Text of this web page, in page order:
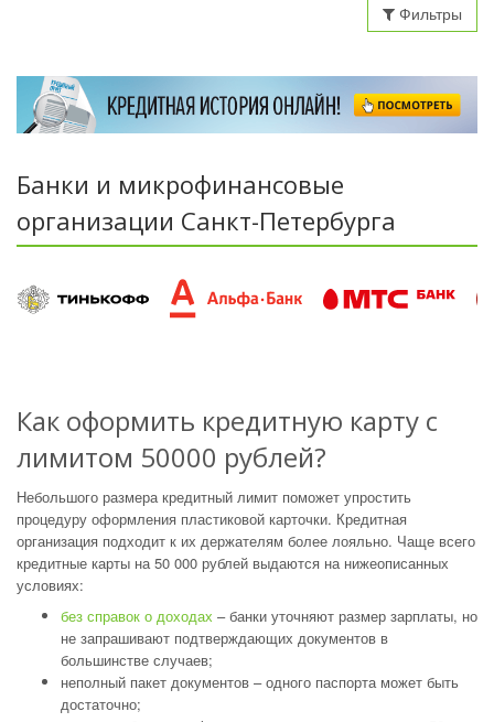
Фильтры
Банки и микрофинансовые
организации Санкт-Петербурга
Как оформить кредитную карту с
лимитом 50000 рублей?
Небольшого размера кредитный лимит поможет упростить
процедуру оформления пластиковой карточки. Кредитная
организация подходит к их держателям более лояльно. Чаще всего
кредитные карты на 50 000 рублей выдаются на нижеописанных
условиях:
без справок о доходах – банки уточняют размер зарплаты, но
не запрашивают подтверждающих документов в
большинстве случаев;
неполный пакет документов – одного паспорта может быть
достаточно;